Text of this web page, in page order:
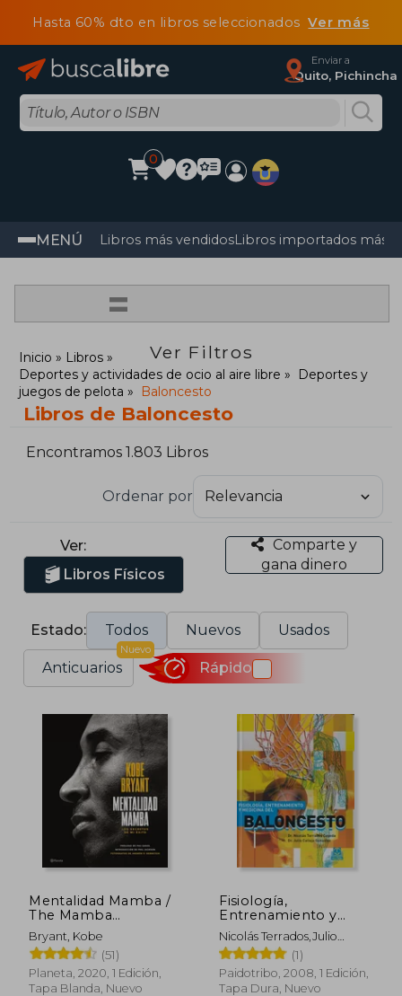
Hasta 60% dto en libros seleccionadosVer más
Enviar a
Quito, Pichincha
0
MENÚ Libros más vendidosLibros importados más
=
Ver Filtros
Inicio
Libros
Deportes y actividades de ocio al aire libre
Deportes y
juegos de pelota
Baloncesto
Libros de Baloncesto
Encontramos 1.803 Libros
Ordenar por
Ver:
Libros Físicos
Comparte y
gana dinero
Estado: Todos Nuevos Usados
Anticuarios
Nuevo
Rápido
Mentalidad Mamba /
The Mamba
Mentality: Los
Secretos de Mi Éxito
Bryant, Kobe
(51)
Planeta, 2020, 1 Edición,
Tapa Blanda, Nuevo
Fisiología,
Entrenamiento y
Medicina del
Baloncesto
Nicolás Terrados,Julio
Calleja González
(1)
Paidotribo, 2008, 1 Edición,
Tapa Dura, Nuevo